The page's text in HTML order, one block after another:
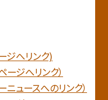
ジへリンク)
ジへリンク）
ュースへのリンク）